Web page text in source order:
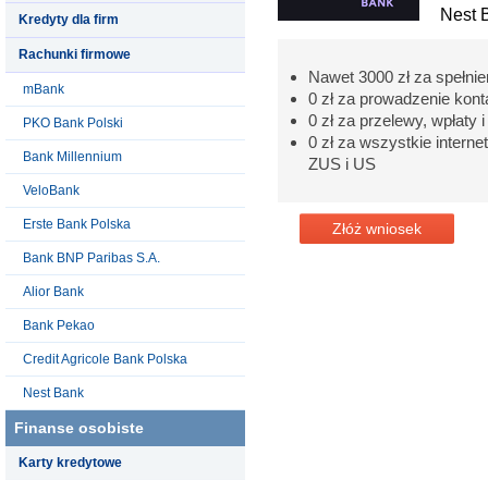
Kredyty dla firm
Rachunki firmowe
mBank
PKO Bank Polski
Bank Millennium
VeloBank
Erste Bank Polska
Bank BNP Paribas S.A.
Alior Bank
Bank Pekao
Credit Agricole Bank Polska
Nest Bank
Finanse osobiste
Karty kredytowe
Nest
Nawet 3000 zł za
0 zł za prowadzenie
0 zł za przelewy, wpłaty
0 zł za wszystkie
ZUS i US
Złóż wniosek